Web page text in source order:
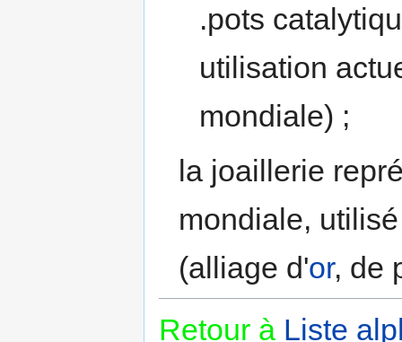
.pots
utilisation
mondiale) ;
la joaillerie
mondiale,
(alliage d'or, de
Retour à Liste